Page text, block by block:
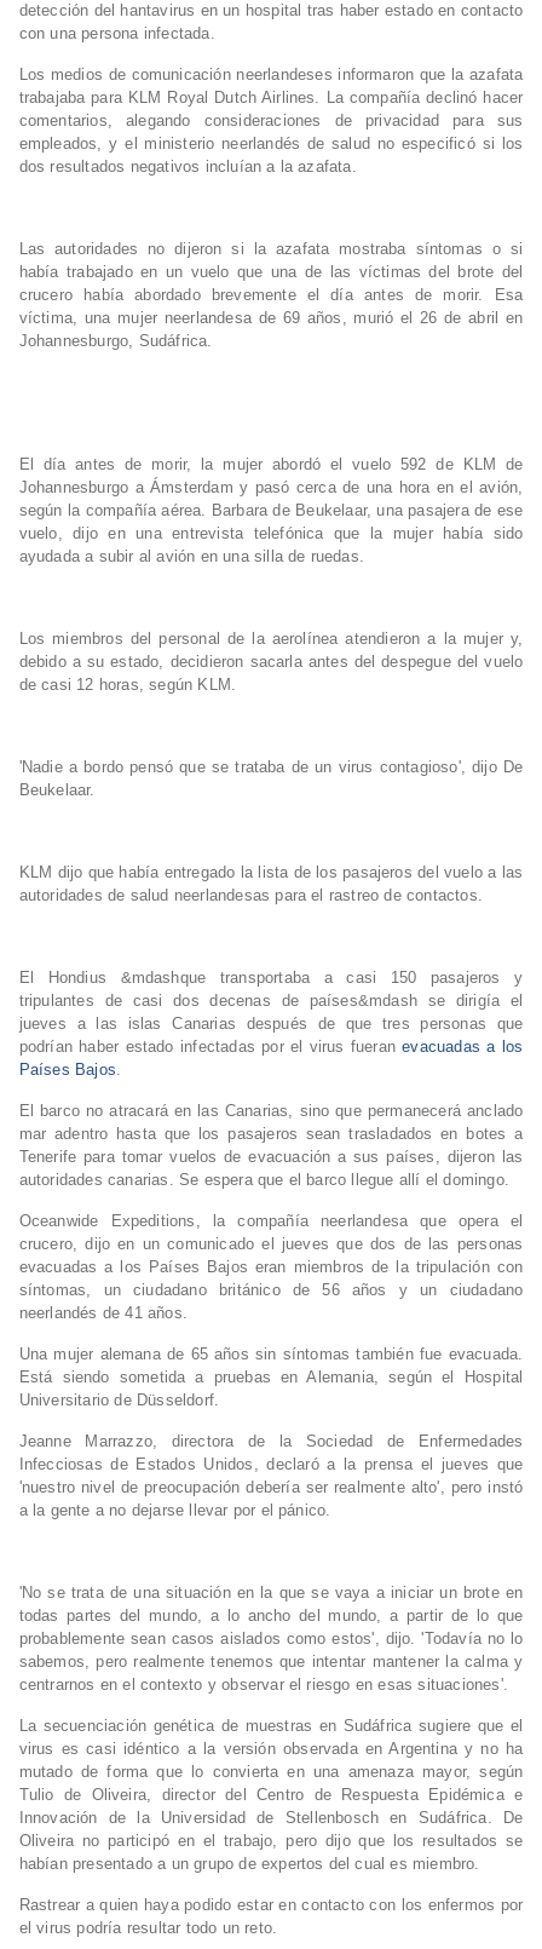
detección del hantavirus en un hospital tras haber estado en contacto
con una persona infectada.
Los medios de comunicación neerlandeses informaron que la azafata
trabajaba para KLM Royal Dutch Airlines. La compañía declinó hacer
comentarios, alegando consideraciones de privacidad para sus
empleados, y el ministerio neerlandés de salud no especificó si los
dos resultados negativos incluían a la azafata.
Las autoridades no dijeron si la azafata mostraba síntomas o si
había trabajado en un vuelo que una de las víctimas del brote del
crucero había abordado brevemente el día antes de morir. Esa
víctima, una mujer neerlandesa de 69 años, murió el 26 de abril en
Johannesburgo, Sudáfrica.
El día antes de morir, la mujer abordó el vuelo 592 de KLM de
Johannesburgo a Ámsterdam y pasó cerca de una hora en el avión,
según la compañía aérea. Barbara de Beukelaar, una pasajera de ese
vuelo, dijo en una entrevista telefónica que la mujer había sido
ayudada a subir al avión en una silla de ruedas.
Los miembros del personal de la aerolínea atendieron a la mujer y,
debido a su estado, decidieron sacarla antes del despegue del vuelo
de casi 12 horas, según KLM.
'Nadie a bordo pensó que se trataba de un virus contagioso', dijo De
Beukelaar.
KLM dijo que había entregado la lista de los pasajeros del vuelo a las
autoridades de salud neerlandesas para el rastreo de contactos.
El Hondius &mdashque transportaba a casi 150 pasajeros y
tripulantes de casi dos decenas de países&mdash se dirigía el
jueves a las islas Canarias después de que tres personas que
podrían haber estado infectadas por el virus fueran evacuadas a los
Países Bajos.
El barco no atracará en las Canarias, sino que permanecerá anclado
mar adentro hasta que los pasajeros sean trasladados en botes a
Tenerife para tomar vuelos de evacuación a sus países, dijeron las
autoridades canarias. Se espera que el barco llegue allí el domingo.
Oceanwide Expeditions, la compañía neerlandesa que opera el
crucero, dijo en un comunicado el jueves que dos de las personas
evacuadas a los Países Bajos eran miembros de la tripulación con
síntomas, un ciudadano británico de 56 años y un ciudadano
neerlandés de 41 años.
Una mujer alemana de 65 años sin síntomas también fue evacuada.
Está siendo sometida a pruebas en Alemania, según el Hospital
Universitario de Düsseldorf.
Jeanne Marrazzo, directora de la Sociedad de Enfermedades
Infecciosas de Estados Unidos, declaró a la prensa el jueves que
'nuestro nivel de preocupación debería ser realmente alto', pero instó
a la gente a no dejarse llevar por el pánico.
'No se trata de una situación en la que se vaya a iniciar un brote en
todas partes del mundo, a lo ancho del mundo, a partir de lo que
probablemente sean casos aislados como estos', dijo. 'Todavía no lo
sabemos, pero realmente tenemos que intentar mantener la calma y
centrarnos en el contexto y observar el riesgo en esas situaciones'.
La secuenciación genética de muestras en Sudáfrica sugiere que el
virus es casi idéntico a la versión observada en Argentina y no ha
mutado de forma que lo convierta en una amenaza mayor, según
Tulio de Oliveira, director del Centro de Respuesta Epidémica e
Innovación de la Universidad de Stellenbosch en Sudáfrica. De
Oliveira no participó en el trabajo, pero dijo que los resultados se
habían presentado a un grupo de expertos del cual es miembro.
Rastrear a quien haya podido estar en contacto con los enfermos por
el virus podría resultar todo un reto.